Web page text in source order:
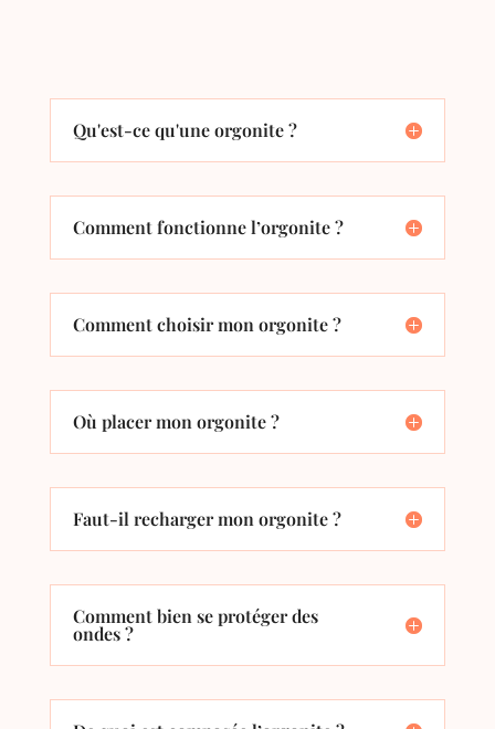
Qu'est-ce qu'une orgonite ?
Comment fonctionne l’orgonite ?
Comment choisir mon orgonite ?
Où placer mon orgonite ?
Faut-il recharger mon orgonite ?
Comment bien se protéger des
ondes ?